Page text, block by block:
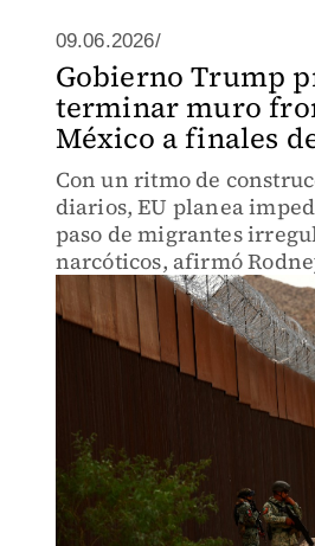
09.06.2026/
Gobierno Trump
terminar muro
México a finales
Con un ritmo de
diarios, EU planea
paso de migrantes
narcóticos, afirmó